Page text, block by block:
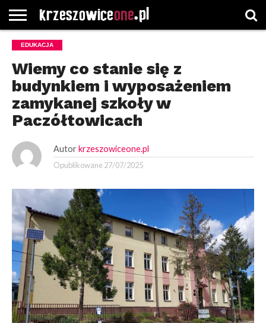
STRONA
GŁÓWNA
WYBORY
WYBIERZ
ROZKŁADY
GREGORCZYK
KONTAKT
EDUKACJA
Wiemy co stanie się z
budynkiem i wyposażeniem
zamykanej szkoły w
Paczółtowicach
Autor krzeszowiceone.pl
Opublikowane 27/07/2025